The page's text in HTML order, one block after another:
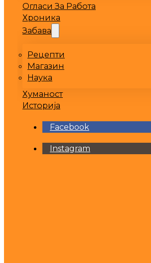
Огласи За Работа
Хроника
Забава
Рецепти
Магазин
Наука
Хуманост
Историја
Facebook
Instagram